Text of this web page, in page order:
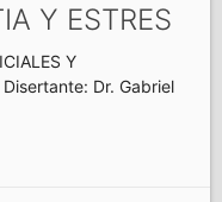
Y ESTRES
Y
Disertante: Dr. Gabriel